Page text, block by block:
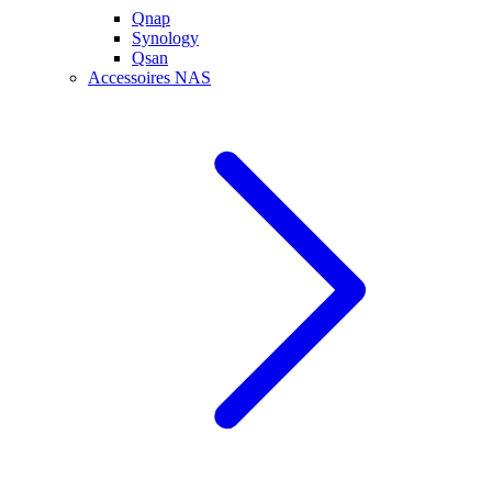
Qnap
Synology
Qsan
Accessoires NAS